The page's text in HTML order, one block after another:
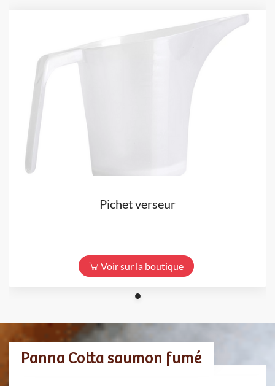
Pichet verseur
Voir sur la boutique
Panna Cotta saumon fumé